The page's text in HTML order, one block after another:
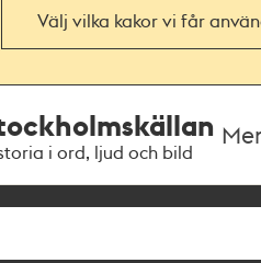
Välj vilka kakor vi får
i ord, ljud och bild